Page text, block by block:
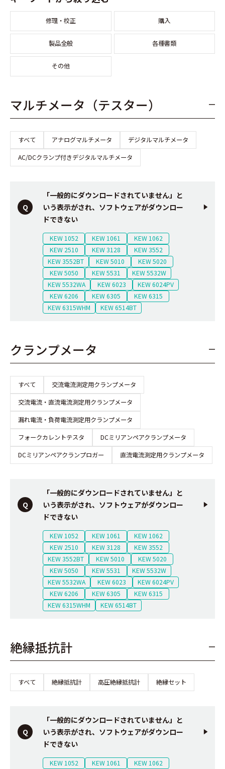
修理・校正 購入
製品全般 各種書類
その他
マルチメータ（テスター）
すべて アナログマルチメータ
デジタルマルチメータ
AC/DCクランプ付きデジタルマルチメータ
「一般的にダウンロードされていません」と
いう表示がされ、ソフトウェアがダウンロー
ドできない
KEW 1052 KEW 1061
KEW 1062
KEW 2510
KEW 3128
KEW 3552
KEW 3552BT
KEW 5010
KEW 5020
KEW 5050
KEW 5531
KEW 5532W
KEW 5532WA
KEW 6023
KEW 6024PV
KEW 6206
KEW 6305
KEW 6315
KEW 6315WHM
KEW 6514BT
クランプメータ
すべて
交流電流測定用クランプメータ
交流電流・直流電流測定用クランプメータ
漏れ電流・負荷電流測定用クランプメータ
フォークカレントテスタ
DCミリアンペアクランプメータ
DCミリアンペアクランプロガー
直流電流測定用クランプメータ
「一般的にダウンロードされていません」と
いう表示がされ、ソフトウェアがダウンロー
ドできない
KEW 1052 KEW 1061
KEW 1062
KEW 2510
KEW 3128
KEW 3552
KEW 3552BT
KEW 5010
KEW 5020
KEW 5050
KEW 5531
KEW 5532W
KEW 5532WA
KEW 6023
KEW 6024PV
KEW 6206
KEW 6305
KEW 6315
KEW 6315WHM
KEW 6514BT
絶縁抵抗計
すべて 絶縁抵抗計 高圧絶縁抵抗計 絶縁セット
「一般的にダウンロードされていません」と
いう表示がされ、ソフトウェアがダウンロー
ドできない
KEW 1052 KEW 1061 KEW 1062